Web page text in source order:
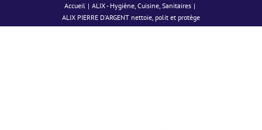
Accueil ALIX - Hygiène Cuisine Sanitaires
ALIX PIERRE D’ARGENT nettoie, polit et protège